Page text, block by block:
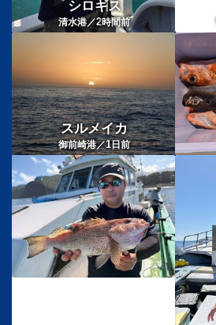
シロギス
清水港／2時間前
スルメイカ
御前崎港／1日前